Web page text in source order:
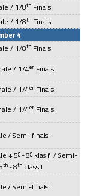
/ 1/8th Finals
/ 1/8th Finals
4
/ 1/8th Finals
/ 1/4er Finals
/ 1/4er Finals
/ 1/4er Finals
/Semi-finals
+5g-8g klasif./Semi-
th-8th classif
/Semi-finals